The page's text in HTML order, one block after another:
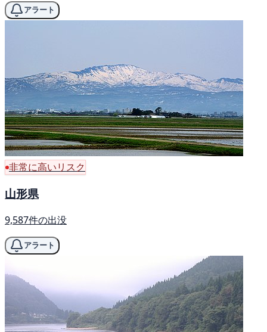
アラート
非常に高いリスク
山形県
9,587件の出没
アラート